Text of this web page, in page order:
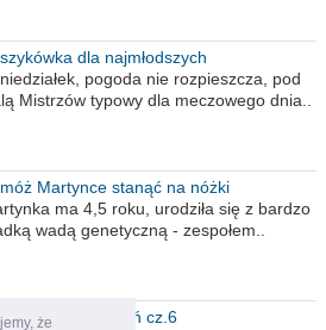
że
dla najmłodszych
pogoda nie rozpieszcza, pod
Mistrzów typowy dla meczowego dnia..
Martynce stanąć na nóżki
ma 4,5 roku, urodziła się z bardzo
wadą genetyczną - zespołem..
moich marzeń cz.6